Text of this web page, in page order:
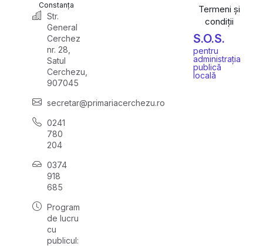
Constanța
Str.
General
Cerchez
nr. 28,
Satul
Cerchezu,
907045
secretar@primariacerchezu.ro
0241
780
204
0374
918
685
Program
de lucru
cu
publicul:
Termeni și
condiții
S.O.S.
pentru
administrația
publică
locală